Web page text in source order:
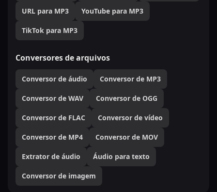
URL para MP3 YouTube para MP3
TikTok para MP3
Conversores de arquivos
Conversor de áudio Conversor de MP3
Conversor de WAV Conversor de OGG
Conversor de FLAC Conversor de vídeo
Conversor de MP4 Conversor de MOV
Extrator de áudio Áudio para texto
Conversor de imagem